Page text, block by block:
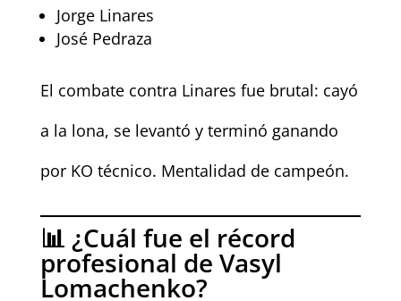
Jorge Linares
José Pedraza
El combate contra Linares fue brutal: cayó
a la lona, se levantó y terminó ganando
por KO técnico. Mentalidad de campeón.
📊 ¿Cuál fue el récord
profesional de Vasyl
Lomachenko?